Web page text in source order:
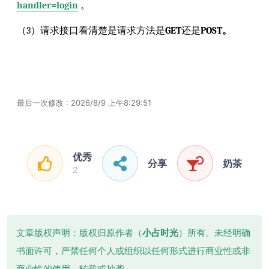
handler=login 。
（3）请求接口看清楚是请求方法是GET还是POST。
最后一次修改 : 2026/8/9 上午8:29:51
优秀
2
分享 奶茶
文章版权声明：版权归原作者（小占时光）所有。未经明确
书面许可，严禁任何个人或组织以任何形式进行商业性或非